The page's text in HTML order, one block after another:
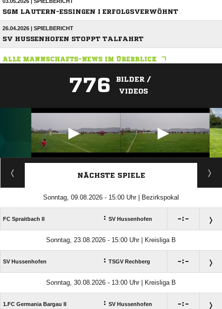
03.05.2026 | SPIELBERICHT
SGM LAUTERN-ESSINGEN I ERFOLGSVERWÖHNT
26.04.2026 | SPIELBERICHT
SV HUSSENHOFEN STOPPT TALFAHRT
ALLE MANNSCHAFTS-NEWS IM ÜBERBLICK
776
BILDER /
VIDEOS
ANZEIGE
NÄCHSTE SPIELE
Sonntag, 09.08.2026 - 15:00 Uhr | Bezirkspokal
FC Spraitbach II : SV Hussenhofen :
Sonntag, 23.08.2026 - 15:00 Uhr | Kreisliga B
SV Hussenhofen : TSGV Rechberg :
Sonntag, 30.08.2026 - 13:00 Uhr | Kreisliga B
1.FC Germania Bargau II : SV Hussenhofen :